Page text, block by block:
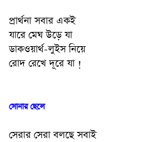
প্রার্থনা সবার একই
যারে মেঘ উড়ে যা
ডাকওয়ার্থ-লুইস নিয়ে
রোদ রেখে দূরে যা !
সোনার ছেলে
সেরার সেরা বলছে সবাই